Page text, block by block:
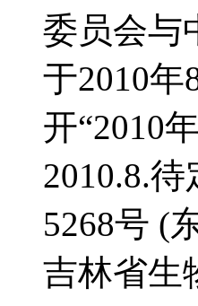
委员会与
于2010
开“2010
2010.8.
5268号 (
吉林省生